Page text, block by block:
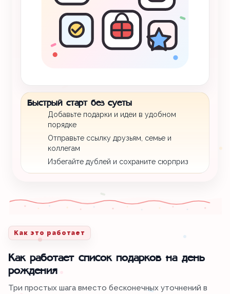
Быстрый старт без суеты
Добавьте подарки и идеи в удобном
порядке
Отправьте ссылку друзьям, семье и
коллегам
Избегайте дублей и сохраните сюрприз
Как это работает
Как работает список подарков на день
рождения
Три простых шага вместо бесконечных уточнений в